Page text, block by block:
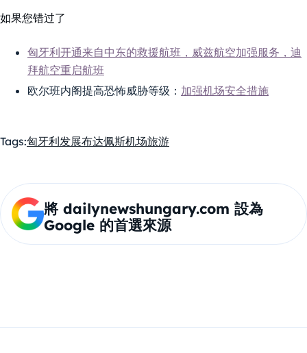
如果您错过了
匈牙利开通来自中东的救援航班，威兹航空加强服务，迪
拜航空重启航班
欧尔班内阁提高恐怖威胁等级： 加强机场安全措施
Tags:匈牙利发展布达佩斯机场旅游
將 dailynewshungary.com 設為
Google 的首選來源